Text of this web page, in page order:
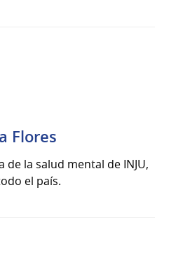
Flores
de la salud mental de INJU,
el país.